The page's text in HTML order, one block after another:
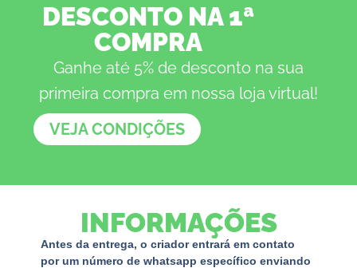
DESCONTO NA 1ª
COMPRA
Ganhe até 5% de desconto na sua
primeira compra em nossa loja virtual!
VEJA CONDIÇÕES
INFORMAÇÕES
Antes da entrega, o criador entrará em contato
por um número de whatsapp específico enviando